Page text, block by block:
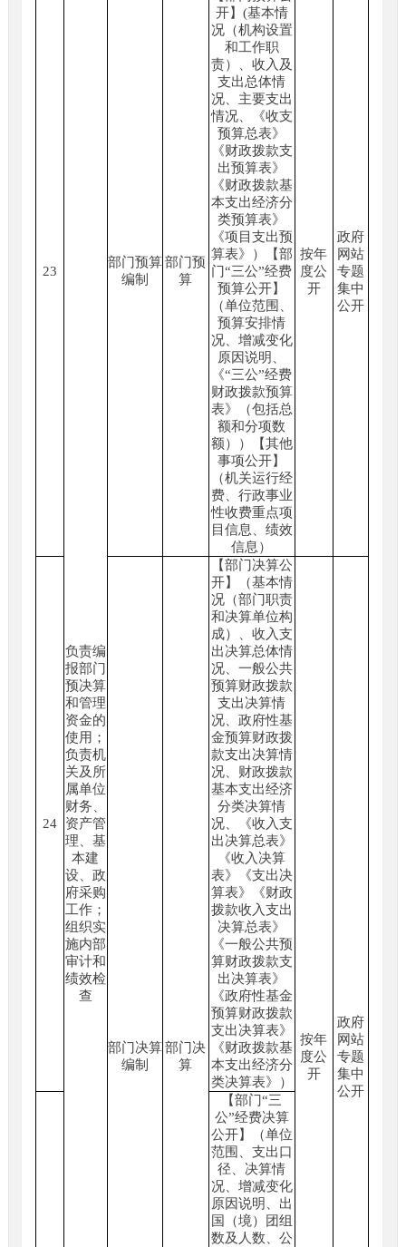
23
负责编
报部门
预决算
和管理
资金的
使用；
负责机
关及所
属单位
财务、
资产管
理、基
本建
设、政
府采购
工作；
组织实
施内部
审计和
绩效检
查
部门预算
编制
部门预
算
开】(基本情
况（机构设置
和工作职
责）、收入及
支出总体情
况、主要支出
情况、《收支
预算总表》
《财政拨款支
出预算表》
《财政拨款基
本支出经济分
类预算表》
《项目支出预
算表》）【部
门“三公”经费
预算公开】
（单位范围、
预算安排情
况、增减变化
原因说明、
《“三公”经费
财政拨款预算
表》（包括总
额和分项数
额））【其他
事项公开】
（机关运行经
费、行政事业
性收费重点项
目信息、绩效
信息）
按年
度公
开
政府
网站
专题
集中
公开
24
部门决算
编制
部门决
算
【部门决算公
开】（基本情
况（部门职责
和决算单位构
成）、收入支
出决算总体情
况、一般公共
预算财政拨款
支出决算情
况、政府性基
金预算财政拨
款支出决算情
况、财政拨款
基本支出经济
分类决算情
况、《收入支
出决算总表》
《收入决算
表》《支出决
算表》《财政
拨款收入支出
决算总表》
《一般公共预
算财政拨款支
出决算表》
《政府性基金
预算财政拨款
支出决算表》
《财政拨款基
本支出经济分
类决算表》）
按年
度公
开
政府
网站
专题
集中
公开
【部门“三
公”经费决算
公开】（单位
范围、支出口
径、决算情
况、增减变化
原因说明、出
国（境）团组
数及人数、公